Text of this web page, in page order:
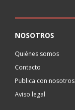
NOSOTROS
Quiénes somos
Contacto
Publica con nosotros
Aviso legal